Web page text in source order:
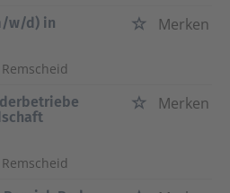
w/d) in
Merken
Merken